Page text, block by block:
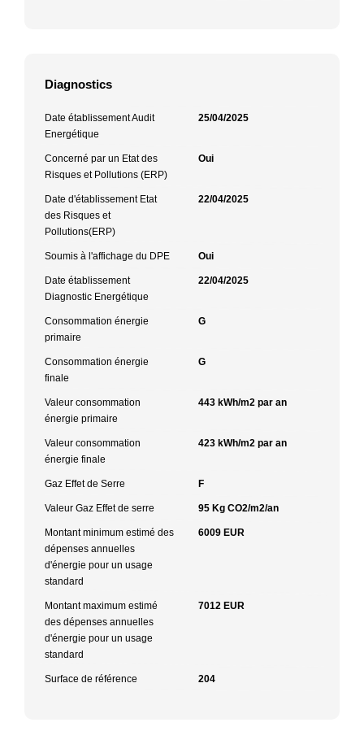
Diagnostics
Date établissement Audit
Energétique
25/04/2025
Concerné par un Etat des
Risques et Pollutions (ERP)
Oui
Date d'établissement Etat
des Risques et
Pollutions(ERP)
22/04/2025
Soumis à l'affichage du DPE Oui
Date établissement
Diagnostic Energétique
22/04/2025
Consommation énergie
primaire
G
Consommation énergie
finale
G
Valeur consommation
énergie primaire
443 kWh/m2 par an
Valeur consommation
énergie finale
423 kWh/m2 par an
Gaz Effet de Serre F
Valeur Gaz Effet de serre 95 Kg CO2/m2/an
Montant minimum estimé des
dépenses annuelles
d'énergie pour un usage
standard
6009 EUR
Montant maximum estimé
des dépenses annuelles
d'énergie pour un usage
standard
7012 EUR
Surface de référence 204